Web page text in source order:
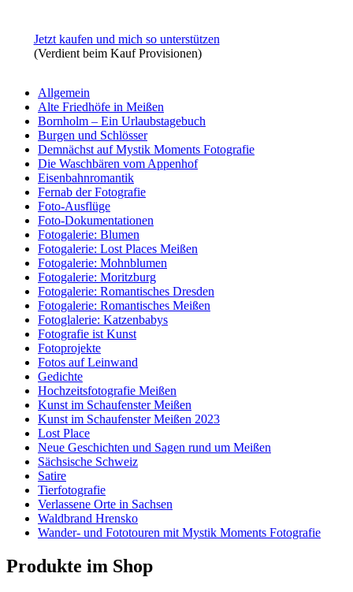
Jetzt kaufen und mich so unterstützen
(Verdient beim Kauf Provisionen)
Allgemein
Alte Friedhöfe in Meißen
Bornholm – Ein Urlaubstagebuch
Burgen und Schlösser
Demnächst auf Mystik Moments Fotografie
Die Waschbären vom Appenhof
Eisenbahnromantik
Fernab der Fotografie
Foto-Ausflüge
Foto-Dokumentationen
Fotogalerie: Blumen
Fotogalerie: Lost Places Meißen
Fotogalerie: Mohnblumen
Fotogalerie: Moritzburg
Fotogalerie: Romantisches Dresden
Fotogalerie: Romantisches Meißen
Fotoglalerie: Katzenbabys
Fotografie ist Kunst
Fotoprojekte
Fotos auf Leinwand
Gedichte
Hochzeitsfotografie Meißen
Kunst im Schaufenster Meißen
Kunst im Schaufenster Meißen 2023
Lost Place
Neue Geschichten und Sagen rund um Meißen
Sächsische Schweiz
Satire
Tierfotografie
Verlassene Orte in Sachsen
Waldbrand Hrensko
Wander- und Fototouren mit Mystik Moments Fotografie
Produkte im Shop